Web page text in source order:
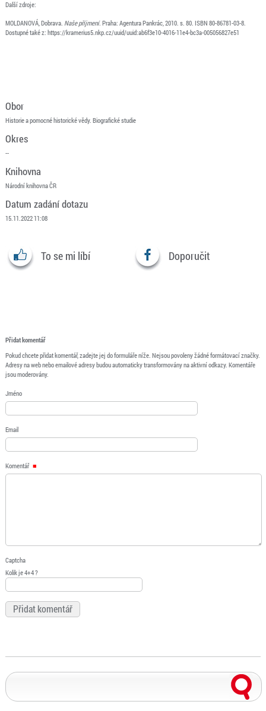
Další zdroje:
MOLDANOVÁ, Dobrava. Naše příjmení. Praha: Agentura Pankrác, 2010. s. 80. ISBN 80-86781-03-8.
Dostupné také z: https://kramerius5.nkp.cz/uuid/uuid:ab6f3e10-4016-11e4-bc3a-005056827e51
Obor
Historie a pomocné historické vědy. Biografické studie
Okres
--
Knihovna
Národní knihovna ČR
Datum zadání dotazu
15.11.2022 11:08
To se mi líbí Doporučit
Přidat komentář
Pokud chcete přidat komentář, zadejte jej do formuláře níže. Nejsou povoleny žádné formátovací značky.
Adresy na web nebo emailové adresy budou automaticky transformovány na aktivní odkazy. Komentáře
jsou moderovány.
Jméno
Email
Komentář
Captcha
Kolik je 4+4 ?